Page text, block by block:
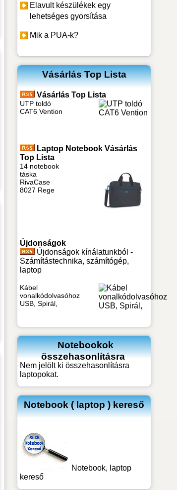
Elavult készülékek egy
lehetséges gyorsítása
Mik a PUA-k?
Vásárlás Top Lista
Vásárlás Top Lista
UTP toldó
CAT6 Vention
Laptop Notebook Vásárlás
Top Lista
14 notebook
táska
RivaCase
8027 Rege
Újdonságok
Újdonságok kínálatunkból -
Számítástechnika, számítógép,
laptop
Kábel
vonalkódolvasóhoz
USB, Spirál,
Notebookok
összehasonlításra
Nem jelölt ki összehasonlításra
laptopokat.
Notebook ( laptop ) kereső
Notebook, laptop
kereső